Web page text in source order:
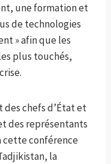
une formation et
de technologies
» afin que les
plus touchés,
chefs d’État et
des représentants
cette conférence
la